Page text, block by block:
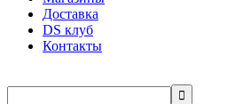
Доставка
DS клуб
Контакты
